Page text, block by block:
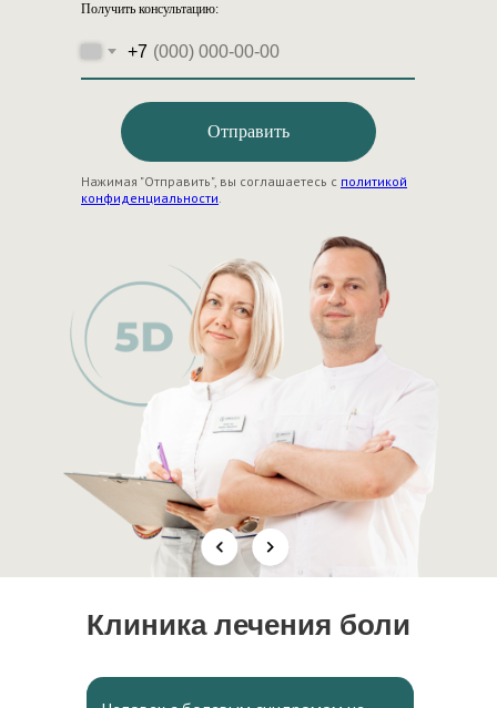
Получить консультацию:
+7
Отправить
Нажимая "Отправить", вы соглашаетесь с политикой
конфиденциальности.
Клиника лечения боли